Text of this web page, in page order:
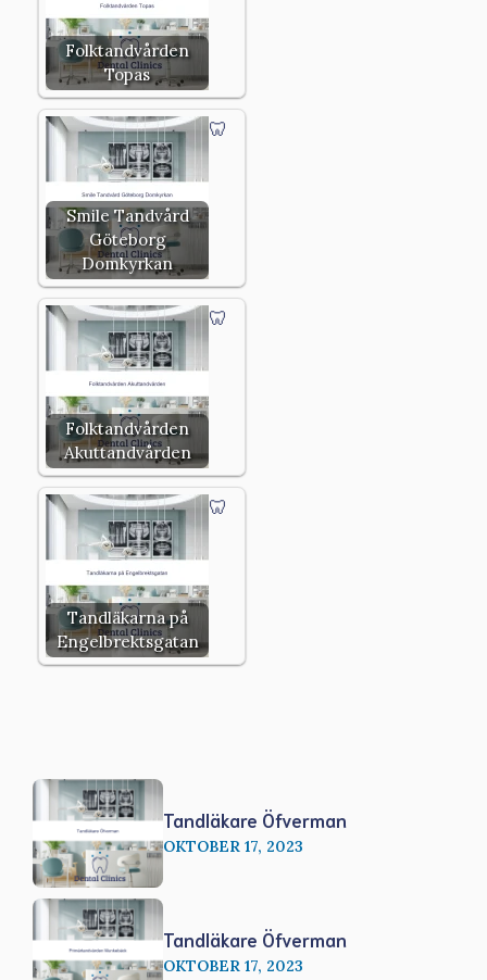
Folktandvården
Topas
Smile Tandvård
Göteborg
Domkyrkan
Folktandvården
Akuttandvården
Tandläkarna på
Engelbrektsgatan
Tandläkare Öfverman
OKTOBER 17, 2023
Tandläkare Öfverman
OKTOBER 17, 2023